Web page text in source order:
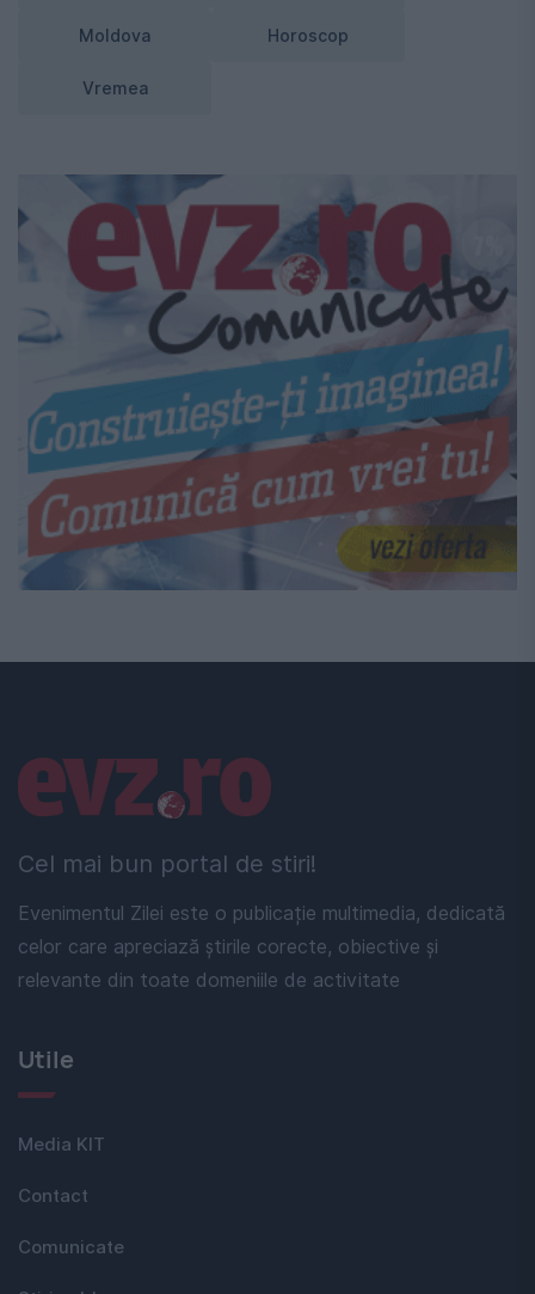
Moldova Horoscop
Vremea
Cel mai bun portal de stiri!
Evenimentul Zilei este o publicație multimedia, dedicată
celor care apreciază știrile corecte, obiective și
relevante din toate domeniile de activitate
Linkuri utile
Utile
Media KIT
Contact
Comunicate